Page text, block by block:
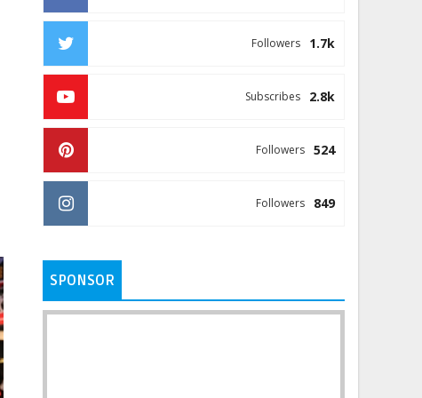
1.7k
Followers
2.8k
Subscribes
524
Followers
849
Followers
SPONSOR